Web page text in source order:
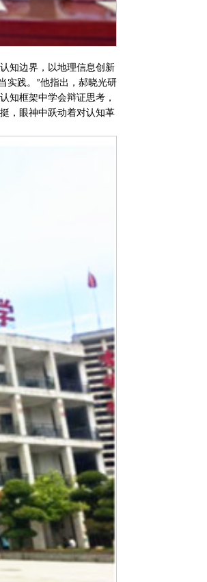
知边界，以地理信息创新
实践。 ”他指出，郝晓光研
知框架中学会辩证思考，
，眼神中跃动着对认知革